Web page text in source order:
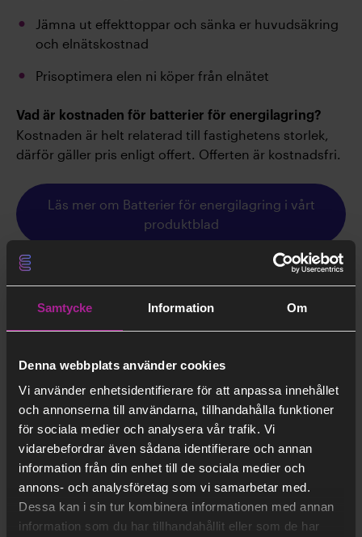
Samtycke Information Om
Denna webbplats använder cookies
Vi använder enhetsidentifierare för att anpassa innehållet
och annonserna till användarna, tillhandahålla funktioner
för sociala medier och analysera vår trafik. Vi
vidarebefordrar även sådana identifierare och annan
information från din enhet till de sociala medier och
annons- och analysföretag som vi samarbetar med.
Dessa kan i sin tur kombinera informationen med annan
information som du har tillhandahållit eller som de har
Jämna ut effekttoppar och sänka er huvudsäkring
och elnätskostnad
Prisoptimera elen ni köper från elnätet
Vad är kostnaden för batterier för energilagring?
Kostnaden är helt relaterad till fastighetens storlek,
därför gäller pris enligt offert. Offerten är kostnadsfri.
Läs mer om Batterier för energilagring i vårt
produktblad
Beställ tjänsten Batterier för
energilagring
För att vi på bästa sätt ska kunna hjälpa dig med mer
information om tjänsten behöver vi få mer
information om din fastighet. Använd knappen
nedan för att komma till tjänsten via Mina sidor
(inlogg via BankID).
Gå vidare till intresseanmälan